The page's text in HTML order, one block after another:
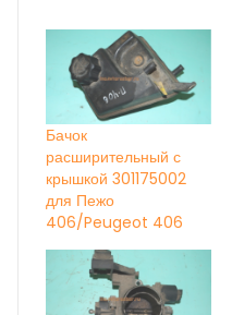
Бачок
расширительный с
крышкой 301175002
для Пежо
406/Peugeot 406